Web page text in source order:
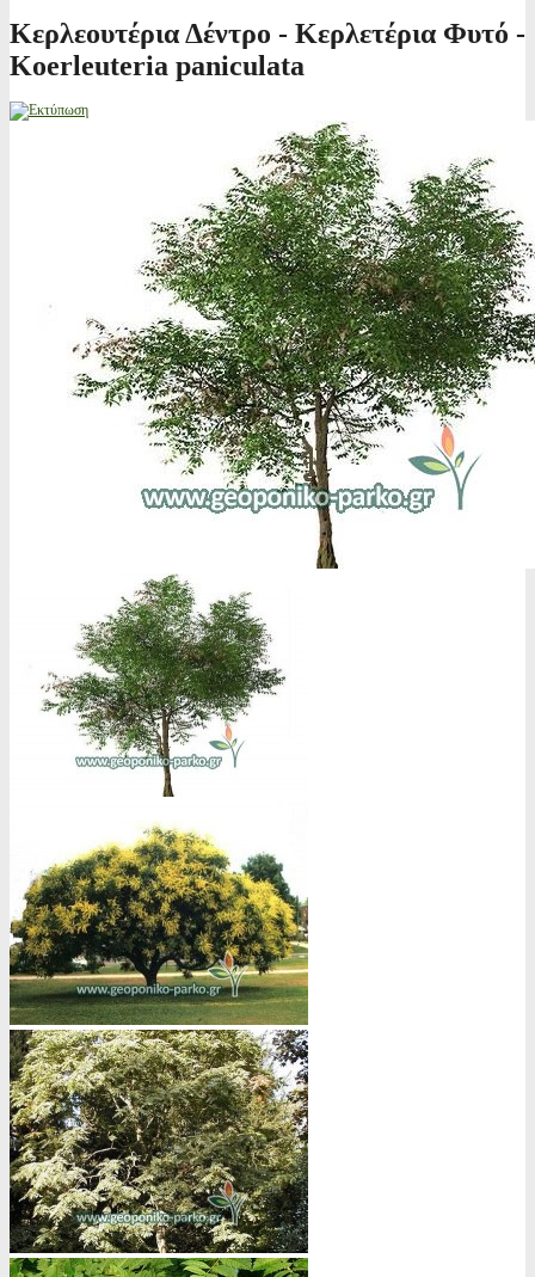
Κερλεουτέρια Δέντρο - Κερλετέρια Φυτό -
Koerleuteria paniculata